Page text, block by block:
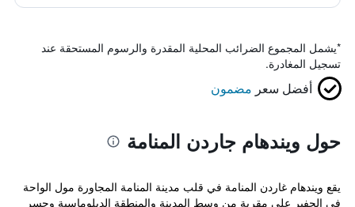
*يشمل المجموع الضرائب المحلية المقدرة والرسوم المستحقة عند
تسجيل المغادرة.
أفضل سعر مضمون
حول ويندهام جاردن المنامة
يقع ويندهام غاردن المنامة في قلب مدينة المنامة المجاورة مول الواحة
في الجفير على مقربة من وسط المدينة والمنطقة الدبلوماسية وجسر